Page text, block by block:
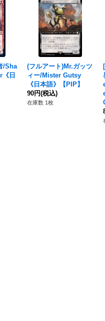
/Sha
日
(フルアート)Mr.ガッツ
ィー/Mister Gutsy
《日本語》【PIP】
90円(税込)
在庫数 1枚